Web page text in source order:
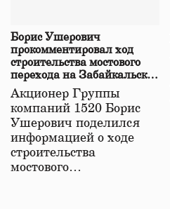
Борис Ушерович
прокомментировал ход
строительства мостового
перехода на Забайкальской
железной дороге
Акционер Группы
компаний 1520 Борис
Ушерович поделился
информацией о ходе
строительства
мостового…